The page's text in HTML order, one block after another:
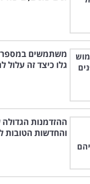
משתמשים במספר
גלו כיצד זה עלול
ההזדמנות
והחדשות